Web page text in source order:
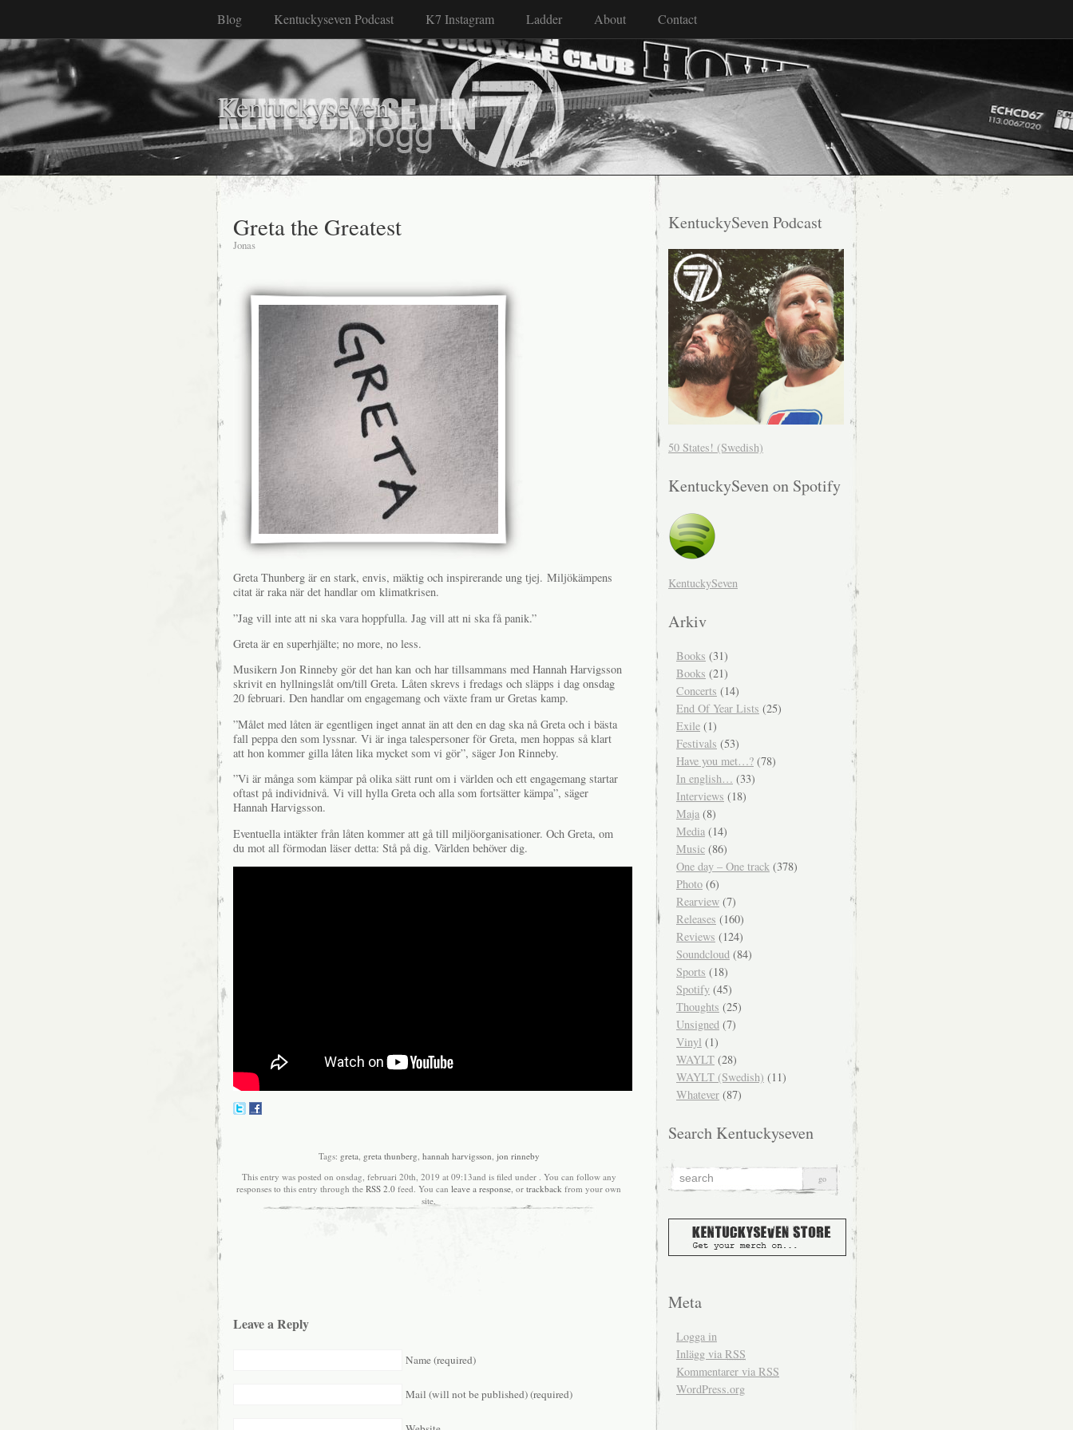
Blog Kentuckyseven Podcast K7 Instagram Ladder About Contact
Kentuckyseven
Greta the Greatest
Jonas
Greta Thunberg är en stark, envis, mäktig och inspirerande ung tjej. Miljökämpens
citat är raka när det handlar om klimatkrisen.
”Jag vill inte att ni ska vara hoppfulla. Jag vill att ni ska få panik.”
Greta är en superhjälte; no more, no less.
Musikern Jon Rinneby gör det han kan och har tillsammans med Hannah Harvigsson
skrivit en hyllningslåt om/till Greta. Låten skrevs i fredags och släpps i dag onsdag
20 februari. Den handlar om engagemang och växte fram ur Gretas kamp.
”Målet med låten är egentligen inget annat än att den en dag ska nå Greta och i bästa
fall peppa den som lyssnar. Vi är inga talespersoner för Greta, men hoppas så klart
att hon kommer gilla låten lika mycket som vi gör”, säger Jon Rinneby.
”Vi är många som kämpar på olika sätt runt om i världen och ett engagemang startar
oftast på individnivå. Vi vill hylla Greta och alla som fortsätter kämpa”, säger
Hannah Harvigsson.
Eventuella intäkter från låten kommer att gå till miljöorganisationer. Och Greta, om
du mot all förmodan läser detta: Stå på dig. Världen behöver dig.
Tags: greta, greta thunberg, hannah harvigsson, jon rinneby
This entry was posted on onsdag, februari 20th, 2019 at 09:13and is filed under . You can follow any
responses to this entry through the RSS 2.0 feed. You can leave a response, or trackback from your own
site.
Leave a Reply
Name (required)
Mail (will not be published) (required)
KentuckySeven Podcast
50 States! (Swedish)
KentuckySeven on Spotify
KentuckySeven
Arkiv
Books (31)
Books (21)
Concerts (14)
End Of Year Lists (25)
Exile (1)
Festivals (53)
Have you met…? (78)
In english… (33)
Interviews (18)
Maja (8)
Media (14)
Music (86)
One day – One track (378)
Photo (6)
Rearview (7)
Releases (160)
Reviews (124)
Soundcloud (84)
Sports (18)
Spotify (45)
Thoughts (25)
Unsigned (7)
Vinyl (1)
WAYLT (28)
WAYLT (Swedish) (11)
Whatever (87)
Search Kentuckyseven
Meta
Logga in
Inlägg via RSS
Kommentarer via RSS
WordPress.org